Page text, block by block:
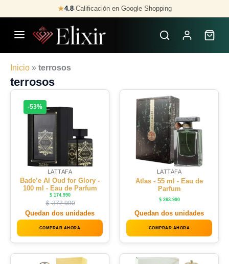
to
content
★4.8·Calificación en Google Shopping
Inicio » terrosos
terrosos
-53%
LATTAFA
Bade’e Al Oud for Glory -
100 ml - Eau de Parfum
$174.990
$372.990
Quedan dos unidades
COMPRAR AHORA
LATTAFA
Atlas - 55 ml - Eau de
Parfum
$263.990
Quedan dos unidades
COMPRAR AHORA